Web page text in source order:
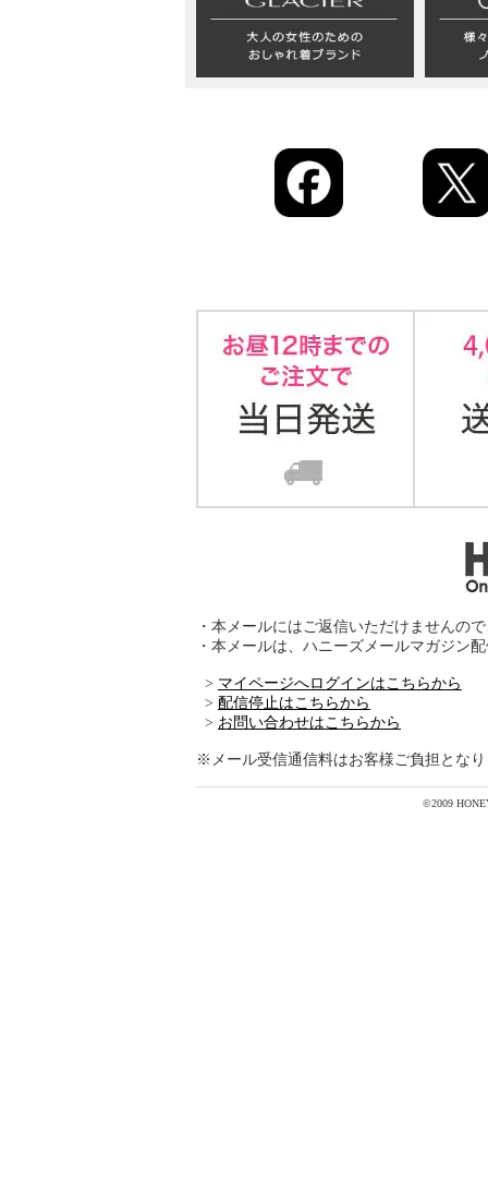
・本メールにはご返信いただけませんの
・本メールは、ハニーズメールマガジン
> マイページへログインはこちらから
> 配信停止はこちらから
> お問い合わせはこちらから
※メール受信通信料はお客様ご負担とな
©2009